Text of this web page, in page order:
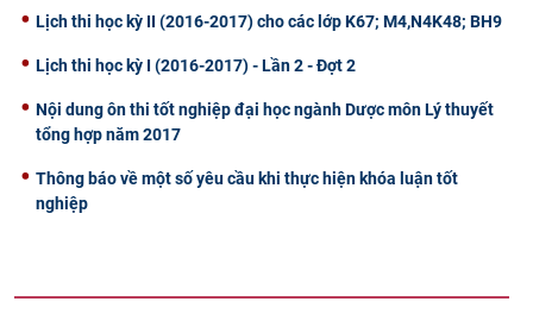
Lịch thi học kỳ II (2016-2017) cho các lớp K67; M4,N4K48; BH9
Lịch thi học kỳ I (2016-2017) - Lần 2 - Đợt 2
Nội dung ôn thi tốt nghiệp đại học ngành Dược môn Lý thuyết
tổng hợp năm 2017
Thông báo về một số yêu cầu khi thực hiện khóa luận tốt
nghiệp